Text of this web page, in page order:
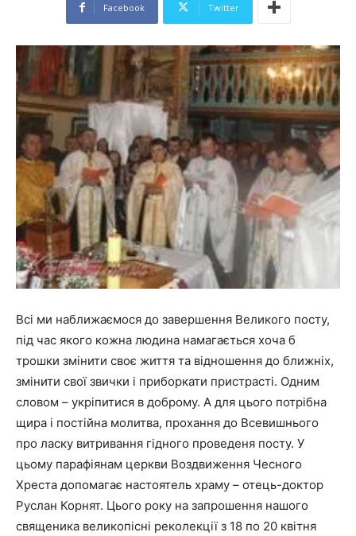
Facebook Twitter
Всі ми наближаємося до завершення Великого посту,
під час якого кожна людина намагається хоча б
трошки змінити своє життя та відношення до ближніх,
змінити свої звички і приборкати пристрасті. Одним
словом – укріпитися в доброму. А для цього потрібна
щира і постійна молитва, прохання до Всевишнього
про ласку витривання гідного проведеня посту. У
цьому парафіянам церкви Воздвиження Чесного
Хреста допомагає настоятель храму – отець-доктор
Руслан Корнят. Цього року на запрошення нашого
священика великопісні реколекції з 18 по 20 квітня